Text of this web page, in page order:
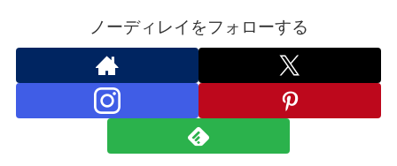
ノーディレイをフォローする